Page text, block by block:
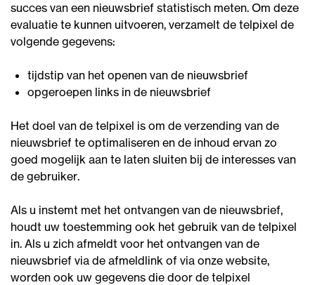
succes van een nieuwsbrief statistisch meten. Om deze
evaluatie te kunnen uitvoeren, verzamelt de telpixel de
volgende gegevens:
tijdstip van het openen van de nieuwsbrief
opgeroepen links in de nieuwsbrief
Het doel van de telpixel is om de verzending van de
nieuwsbrief te optimaliseren en de inhoud ervan zo
goed mogelijk aan te laten sluiten bij de interesses van
de gebruiker.
Als u instemt met het ontvangen van de nieuwsbrief,
houdt uw toestemming ook het gebruik van de telpixel
in. Als u zich afmeldt voor het ontvangen van de
nieuwsbrief via de afmeldlink of via onze website,
worden ook uw gegevens die door de telpixel